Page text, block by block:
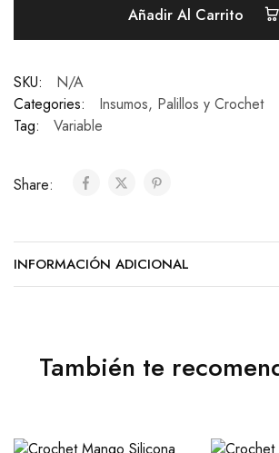
Añadir Al Carrito
SKU:
N/A
Categories:
Insumos, Palillos y Crochet
Tag:
Variable
Share:
INFORMACIÓN ADICIONAL
También te